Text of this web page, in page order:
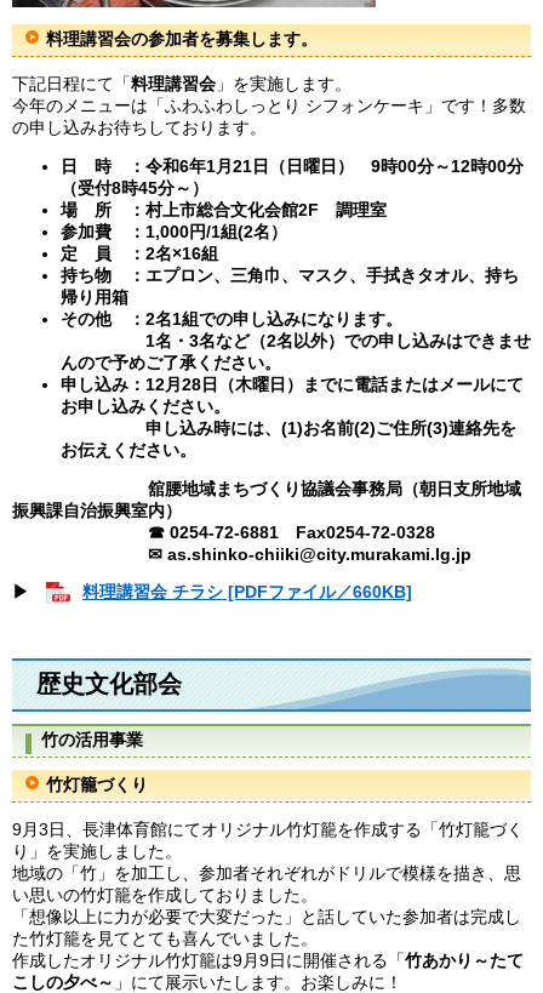
料理講習会の参加者を募集します。
下記日程にて「料理講習会 」を実施します。
今年のメニューは「ふわふわしっとり シフォンケーキ」です！多数
の申し込みお待ちしております。
日 時 ：令和6年1月21日（日曜日） 9時00分～12時00分
（受付8時45分～）
場 所 ：村上市総合文化会館2F 調理室
参加費 ：1,000円/1組(2名）
定 員 ：2名×16組
持ち物 ：エプロン、三角巾、マスク、手拭きタオル、持ち
帰り用箱
その他 ：2名1組での申し込みになります。
1名・3名など（2名以外）での申し込みはできませ
んので予めご了承ください。
申し込み：12月28日（木曜日）までに電話またはメールにて
お申し込みください。
申し込み時には、(1)お名前(2)ご住所(3)連絡先を
お伝えください。
舘腰地域まちづくり協議会事務局（朝日支所地域
振興課自治振興室内）
☎ 0254-72-6881 Fax0254-72-0328
✉ as.shinko-chiiki@city.murakami.lg.jp
▶
料理講習会 チラシ [PDFファイル／660KB]
歴史文化部会
竹の活用事業
竹灯籠づくり
9月3日、長津体育館にてオリジナル竹灯籠を作成する「竹灯籠づく
り」を実施しました。
​地域の「竹」を加工し、参加者それぞれがドリルで模様を描き、思
い思いの竹灯籠を作成しておりました。
「想像以上に力が必要で大変だった」と話していた参加者は完成し
た竹灯籠を見てとても喜んでいました。
作成したオリジナル竹灯籠は9月9日に開催される「竹あかり～たて
こしの夕べ～ 」にて展示いたします。お楽しみに！